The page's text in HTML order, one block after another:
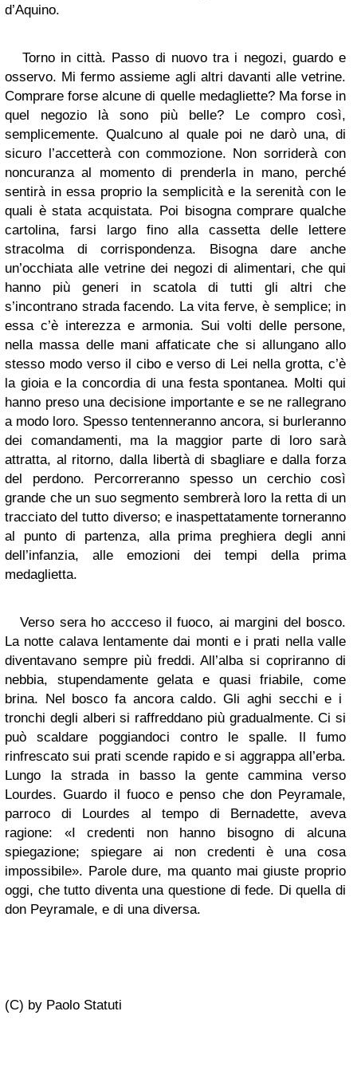
d’Aquino.
Torno in città. Passo di nuovo tra i negozi, guardo e
osservo. Mi fermo assieme agli altri davanti alle vetrine.
Comprare forse alcune di quelle medagliette? Ma forse in
quel negozio là sono più belle? Le compro così,
semplicemente. Qualcuno al quale poi ne darò una, di
sicuro l’accetterà con commozione. Non sorriderà con
noncuranza al momento di prenderla in mano, perché
sentirà in essa proprio la semplicità e la serenità con le
quali è stata acquistata. Poi bisogna comprare qualche
cartolina, farsi largo fino alla cassetta delle lettere
stracolma di corrispondenza. Bisogna dare anche
un’occhiata alle vetrine dei negozi di alimentari, che qui
hanno più generi in scatola di tutti gli altri che
s’incontrano strada facendo. La vita ferve, è semplice; in
essa c’è interezza e armonia. Sui volti delle persone,
nella massa delle mani affaticate che si allungano allo
stesso modo verso il cibo e verso di Lei nella grotta, c’è
la gioia e la concordia di una festa spontanea. Molti qui
hanno preso una decisione importante e se ne rallegrano
a modo loro. Spesso tentenneranno ancora, si burleranno
dei comandamenti, ma la maggior parte di loro sarà
attratta, al ritorno, dalla libertà di sbagliare e dalla forza
del perdono. Percorreranno spesso un cerchio così
grande che un suo segmento sembrerà loro la retta di un
tracciato del tutto diverso; e inaspettatamente torneranno
al punto di partenza, alla prima preghiera degli anni
dell’infanzia, alle emozioni dei tempi della prima
medaglietta.
Verso sera ho accceso il fuoco, ai margini del bosco.
La notte calava lentamente dai monti e i prati nella valle
diventavano sempre più freddi. All’alba si copriranno di
nebbia, stupendamente gelata e quasi friabile, come
brina. Nel bosco fa ancora caldo. Gli aghi secchi e i
tronchi degli alberi si raffreddano più gradualmente. Ci si
può scaldare poggiandoci contro le spalle. Il fumo
rinfrescato sui prati scende rapido e si aggrappa all’erba.
Lungo la strada in basso la gente cammina verso
Lourdes. Guardo il fuoco e penso che don Peyramale,
parroco di Lourdes al tempo di Bernadette, aveva
ragione: «I credenti non hanno bisogno di alcuna
spiegazione; spiegare ai non credenti è una cosa
impossibile». Parole dure, ma quanto mai giuste proprio
oggi, che tutto diventa una questione di fede. Di quella di
don Peyramale, e di una diversa.
(C) by Paolo Statuti